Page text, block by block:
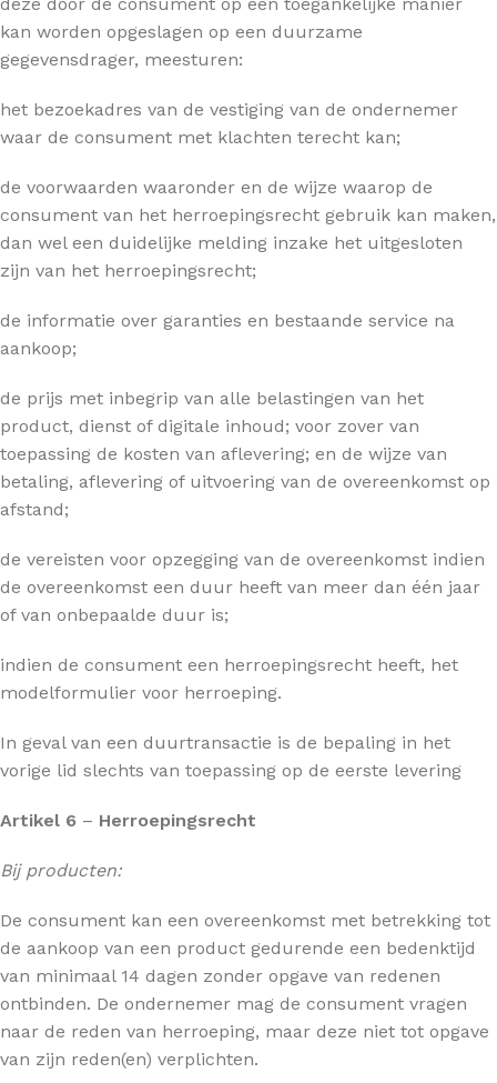
kan worden opgeslagen op een duurzame
gegevensdrager, meesturen:
het bezoekadres van de vestiging van de ondernemer
waar de consument met klachten terecht kan;
de voorwaarden waaronder en de wijze waarop de
consument van het herroepingsrecht gebruik kan maken,
dan wel een duidelijke melding inzake het uitgesloten
zijn van het herroepingsrecht;
de informatie over garanties en bestaande service na
aankoop;
de prijs met inbegrip van alle belastingen van het
product, dienst of digitale inhoud; voor zover van
toepassing de kosten van aflevering; en de wijze van
betaling, aflevering of uitvoering van de overeenkomst op
afstand;
de vereisten voor opzegging van de overeenkomst indien
de overeenkomst een duur heeft van meer dan één jaar
of van onbepaalde duur is;
indien de consument een herroepingsrecht heeft, het
modelformulier voor herroeping.
In geval van een duurtransactie is de bepaling in het
vorige lid slechts van toepassing op de eerste levering
Artikel 6 – Herroepingsrecht
Bij producten:
De consument kan een overeenkomst met betrekking tot
de aankoop van een product gedurende een bedenktijd
van minimaal 14 dagen zonder opgave van redenen
ontbinden. De ondernemer mag de consument vragen
naar de reden van herroeping, maar deze niet tot opgave
van zijn reden(en) verplichten.